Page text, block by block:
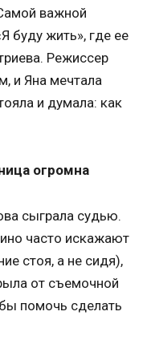
важной
буду жить», где ее
Режиссер
и Яна мечтала
и думала: как
огромна
сыграла судью.
часто искажают
стоя, а не сидя),
от съемочной
помочь сделать